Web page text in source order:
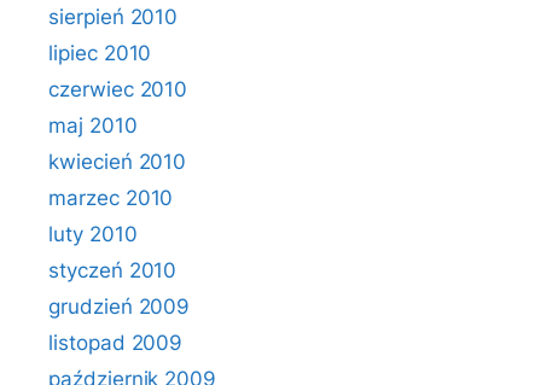
sierpień 2010
lipiec 2010
czerwiec 2010
maj 2010
kwiecień 2010
marzec 2010
luty 2010
styczeń 2010
grudzień 2009
listopad 2009
październik 2009